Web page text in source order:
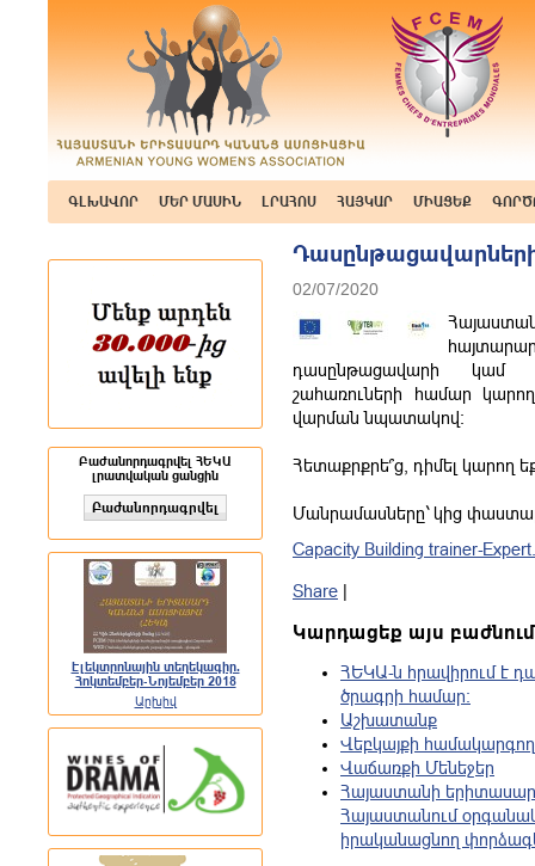
ԳԼԽԱՎՈՐ ՄԵՐ ՄԱՍԻՆ ԼՐԱՀՈՍ ՀԱՅԿԱՐ ՄԻԱՑԵՔ
Բաժանորդագրվել ՀԵԿԱ
լրատվական ցանցին
Էլեկտրոնային տեղեկագիր.
Հոկտեմբեր-Նոյեմբեր 2018
Արխիվ
02/07/2020
դասընթացավարի կամ
շահառուների համար
վարման նպատակով:
Հետաքրքրե՞ց, դիմել կարող
Մանրամասները` կից
Capacity Building trainer-
Share
Կարդացեք այս բաժնում
ՀԵԿԱ-ն հրավիրում է
ծրագրի համար:
Աշխատանք
Վեբկայքի համակարգող
Վաճառքի Մենեջեր
Հայաստանի
Հայաստանում
իրականացնող